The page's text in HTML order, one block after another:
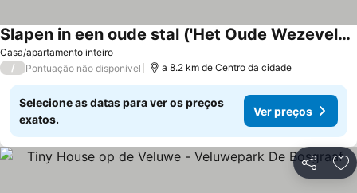
Casa/apartamento inteiro
Slapen in een oude stal ('Het Oude Wezeveld')
/ Pontuação não disponível a 8.2 km de Centro da cidade
Selecione as datas para ver os preços
exatos.
Ver preços
Partilhar